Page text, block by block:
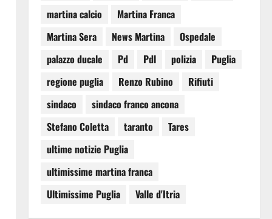
martina calcio
Martina Franca
Martina Sera
News Martina
Ospedale
palazzo ducale
Pd Pdl polizia
Puglia
regione puglia
Renzo Rubino
Rifiuti
sindaco
sindaco franco ancona
Stefano Coletta
taranto
Tares
ultime notizie Puglia
ultimissime martina franca
Ultimissime Puglia
Valle d'Itria